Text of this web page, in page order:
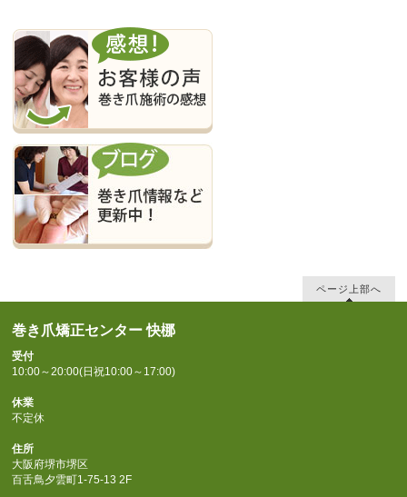
ページ上部へ
巻き爪矯正センター 快梛
受付
10:00～20:00(日祝10:00～17:00)
休業
不定休
住所
大阪府堺市堺区
百舌鳥夕雲町1-75-13 2F